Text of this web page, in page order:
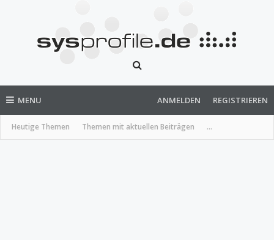
MENU
Heutige Themen Themen mit aktuellen Beiträgen ...
ANMELDEN REGISTRIEREN